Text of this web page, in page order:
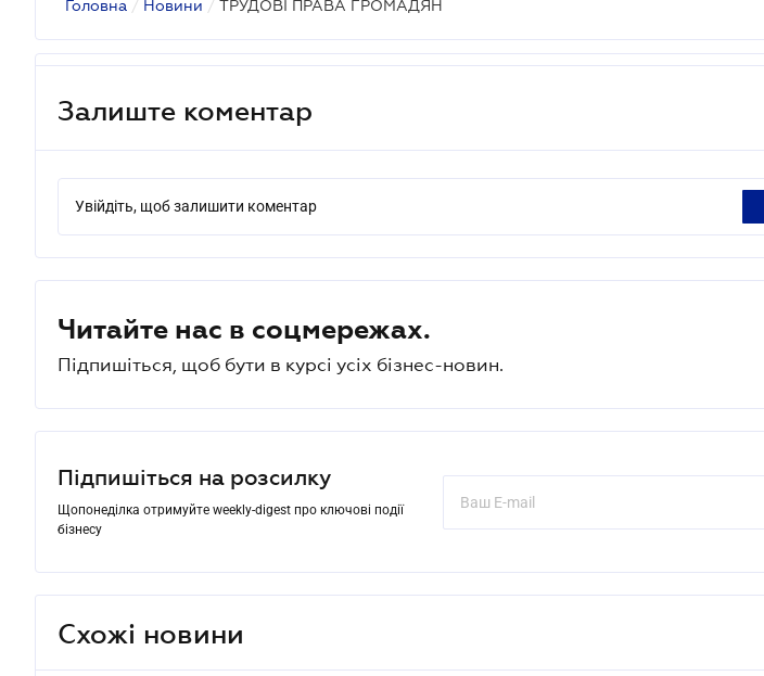
Головна / Новини / ТРУДОВІ ПРАВА ГРОМАДЯН
Залиште коментар
Увійдіть, щоб залишити коментар
Читайте нас в соцмережах.
Підпишіться, щоб бути в курсі усіх бізнес-новин.
Підпишіться на розсилку
Щопонеділка отримуйте weekly-digest про ключові події
бізнесу
Схожі новини